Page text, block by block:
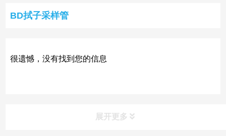
BD拭子采样管
很遗憾，没有找到您的信息
展开更多